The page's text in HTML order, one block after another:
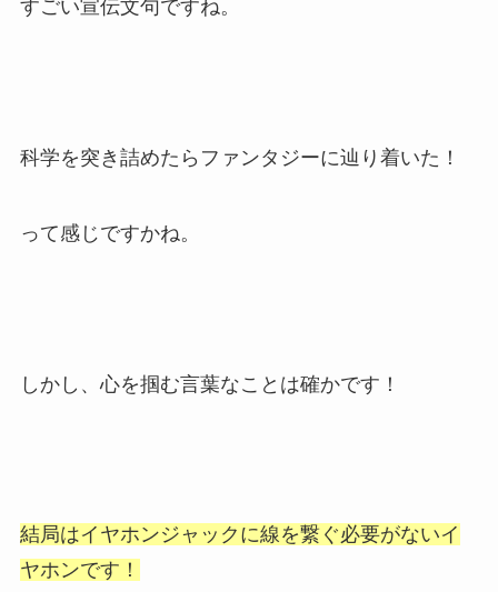
すごい宣伝文句ですね。
科学を突き詰めたらファンタジーに辿り着いた！
って感じですかね。
しかし、心を掴む言葉なことは確かです！
結局はイヤホンジャックに線を繋ぐ必要がないイ
ヤホンです！